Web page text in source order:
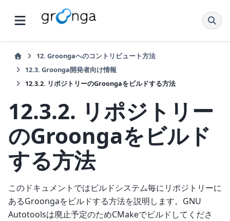
12. Groongaへのコントリビュート方法
12.3. Groonga開発者向け情報
12.3.2. リポジトリーのGroongaをビルドする方法
12.3.2. リポジトリー
のGroongaをビルド
する方法
このドキュメントではビルドシステム毎にリポジトリーに
あるGroongaをビルドする方法を説明します。GNU
Autotoolsは廃止予定のためCMakeでビルドしてくださ